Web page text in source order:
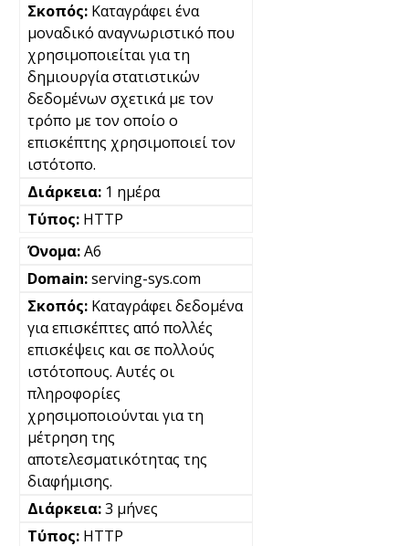
Καταγράφει ένα
μοναδικό αναγνωριστικό που
χρησιμοποιείται για τη
δημιουργία στατιστικών
δεδομένων σχετικά με τον
τρόπο με τον οποίο ο
επισκέπτης χρησιμοποιεί τον
ιστότοπο.
1 ημέρα
HTTP
A6
serving-sys.com
Καταγράφει δεδομένα
για επισκέπτες από πολλές
επισκέψεις και σε πολλούς
ιστότοπους. Αυτές οι
πληροφορίες
χρησιμοποιούνται για τη
μέτρηση της
αποτελεσματικότητας της
διαφήμισης.
3 μήνες
HTTP